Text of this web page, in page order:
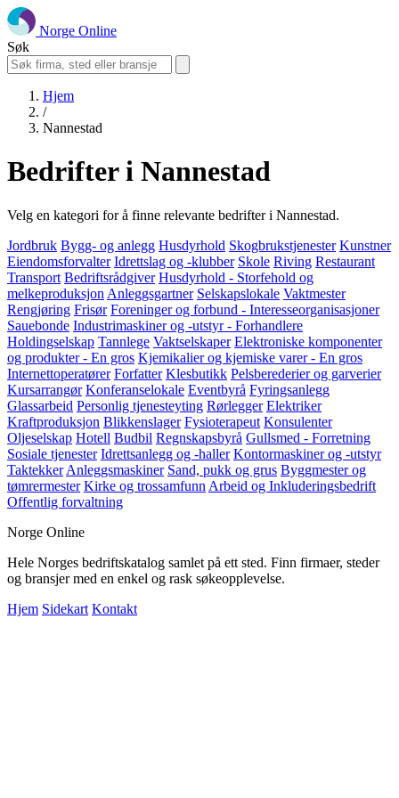
Norge Online
Søk
Hjem
/
Nannestad
Bedrifter i Nannestad
Velg en kategori for å finne relevante bedrifter i Nannestad.
Jordbruk Bygg- og anlegg Husdyrhold Skogbrukstjenester Kunstner
Eiendomsforvalter Idrettslag og -klubber Skole Riving Restaurant
Transport Bedriftsrådgiver Husdyrhold - Storfehold og
melkeproduksjon Anleggsgartner Selskapslokale Vaktmester
Rengjøring Frisør Foreninger og forbund - Interesseorganisasjoner
Sauebonde Industrimaskiner og -utstyr - Forhandlere
Holdingselskap Tannlege Vaktselskaper Elektroniske komponenter
og produkter - En gros Kjemikalier og kjemiske varer - En gros
Internettoperatører Forfatter Klesbutikk Pelsberederier og garverier
Kursarrangør Konferanselokale Eventbyrå Fyringsanlegg
Glassarbeid Personlig tjenesteyting Rørlegger Elektriker
Kraftproduksjon Blikkenslager Fysioterapeut Konsulenter
Oljeselskap Hotell Budbil Regnskapsbyrå Gullsmed - Forretning
Sosiale tjenester Idrettsanlegg og -haller Kontormaskiner og -utstyr
Taktekker Anleggsmaskiner Sand, pukk og grus Byggmester og
tømrermester Kirke og trossamfunn Arbeid og Inkluderingsbedrift
Offentlig forvaltning
Norge Online
Hele Norges bedriftskatalog samlet på ett sted. Finn firmaer, steder
og bransjer med en enkel og rask søkeopplevelse.
Hjem Sidekart Kontakt